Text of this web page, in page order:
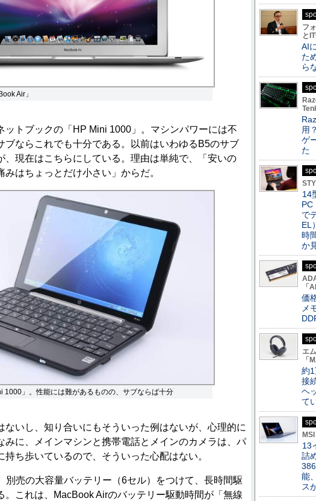
Air」
トブックの「HP Mini 1000」。マシンパワーには不
ブならこれでも十分である。以前はいわゆるB5のサブ
、現在はこちらにしている。理由は単純で、「安いの
はちょっとだけ小さい」からだ。
1000」。性能には難があるものの、サブならば十分
いし、知り合いにもそういった例はないが、心理的に
みに、メインマシンと携帯電話とメインのカメラは、パ
持ち歩いているので、そういった心配はない。
売の大容量バッテリー（6セル）をつけて、長時間駆
。これは、MacBook Airのバッテリー駆動時間が「無線
フ
と
AI
た
ら
用
ゲ
た
14
PC
で
EL
時
か
「
価
メ
エ
「
約
接
ヘ
て
13
詰
能
ス